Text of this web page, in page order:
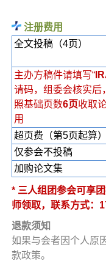
注册费用
全文投稿（4页）
主办方稿件请填写“
请码，组委会核实后
照基础页数6页收取
用
超页费（第5页起算）
仅参会不投稿
加购论文集
* 三人组团参会可享
师领取，联系方式：
退款须知
如果与会者因个人原
款政策。